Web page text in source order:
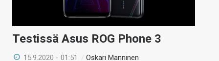
Testissä Asus ROG Phone 3
15.9.2020 - 01:51 /Oskari Manninen